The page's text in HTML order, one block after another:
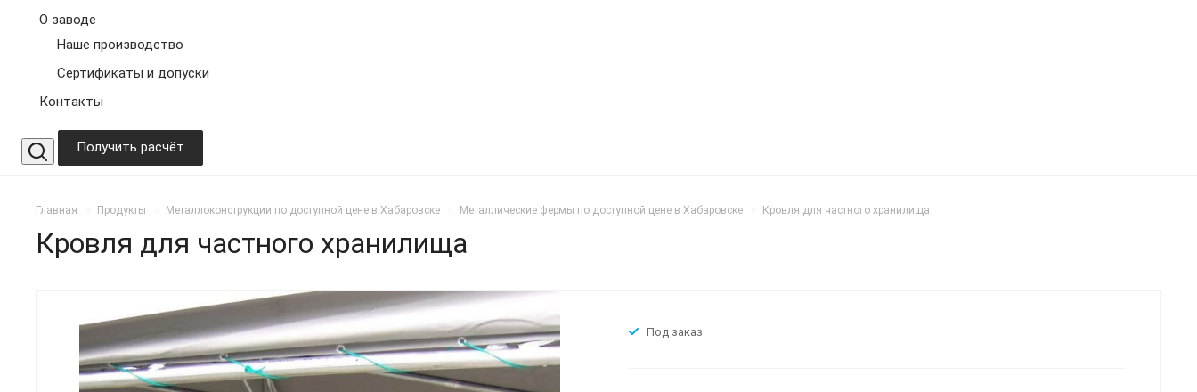
О заводе
Наше производство
Сертификаты и допуски
Контакты
Получить расчёт
Главная Продукты Металлоконструкции по доступной цене в Хабаровске Металлические фермы по доступной цене в Хабаровске Кровля для частного хранилища
Кровля для частного хранилища
Под заказ